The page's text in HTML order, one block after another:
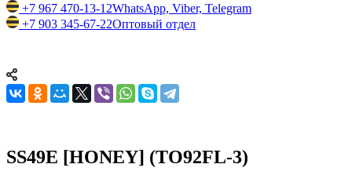
+7 967 470-13-12WhatsApp, Viber, Telegram
+7 903 345-67-22Оптовый отдел
SS49E [HONEY] (TO92FL-3)